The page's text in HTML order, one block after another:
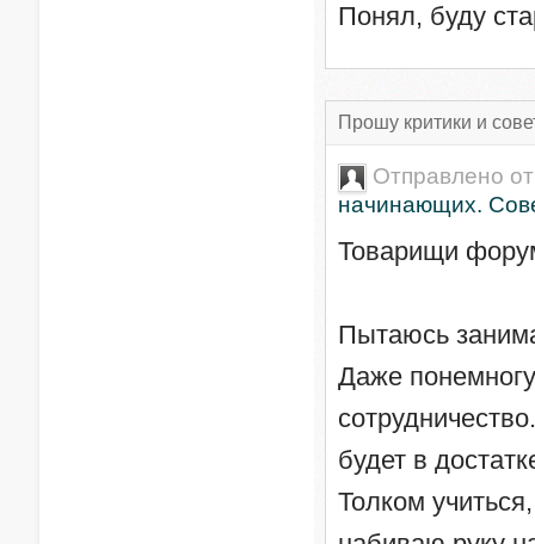
Понял, буду
Прошу критики и
Отправлено
начинающих.
Товарищи
Пытаюсь
Даже
будет в
Толком